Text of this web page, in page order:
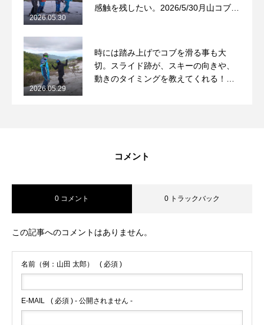
感触を残したい。2026/5/30月山コブレ
2026.05.30
時には踏み上げでコブを滑る事も大
切。スライド跡が、スキーの向きや、
動きのタイミングを教えてくれる！
2026.05.29
コメント
0 コメント 0 トラックバック
この記事へのコメントはありません。
名前（例：山田 太郎） ( 必須 )
E-MAIL ( 必須 ) - 公開されません -